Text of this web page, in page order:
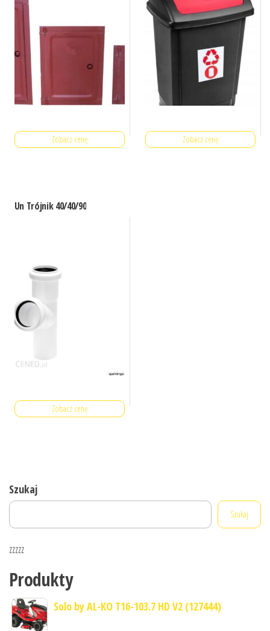
Zobacz cenę Zobacz cenę
Un Trójnik 40/40/90
Zobacz cenę
Szukaj
Szukaj
zzzzz
Produkty
Solo by AL-KO T16-103.7 HD V2 (127444)